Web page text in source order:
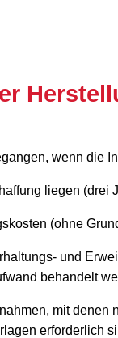
wenn die
liegen (drei
(ohne
und
behandelt
mit
erforderlich